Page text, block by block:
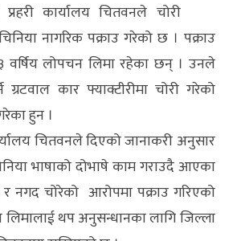
कार्यालय चितवनले चोरी
नागरिक पक्राउ गरेको छ । पक्राउ
वर्षिय लोपचन लिमा रहेका छन् । उनले
कार फ्याक्टीरीमा चोरी गरेको
हुन ।
चितवनले दिएको जानाकरी अनुसार
भाषाको दोभाषे काम गराउदै आएका
नगद चोरेको आरोपमा पक्राउ गरिएको
लिमालाई थप अनुसन्धानका लागि जिल्ला